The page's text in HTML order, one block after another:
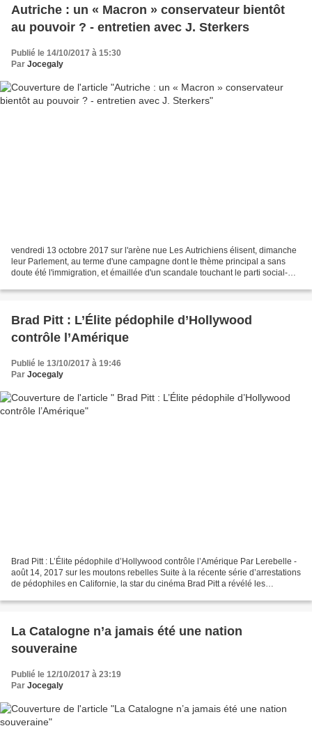
Autriche : un « Macron » conservateur bientôt
au pouvoir ? - entretien avec J. Sterkers
Publié le 14/10/2017 à 15:30
Par Jocegaly
vendredi 13 octobre 2017 sur l'arène nue Les Autrichiens élisent, dimanche
leur Parlement, au terme d'une campagne dont le thème principal a sans
doute été l'immigration, et émaillée d'un scandale touchant le parti social-
Brad Pitt : L’Élite pédophile d’Hollywood
contrôle l’Amérique
Publié le 13/10/2017 à 19:46
Par Jocegaly
Brad Pitt : L’Élite pédophile d’Hollywood contrôle l’Amérique Par Lerebelle -
août 14, 2017 sur les moutons rebelles Suite à la récente série d’arrestations
de pédophiles en Californie, la star du cinéma Brad Pitt a révélé les
La Catalogne n’a jamais été une nation
souveraine
Publié le 12/10/2017 à 23:19
Par Jocegaly